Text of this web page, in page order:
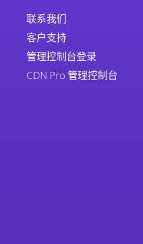
联系我们
客户支持
管理控制台登录
CDN Pro 管理控制台